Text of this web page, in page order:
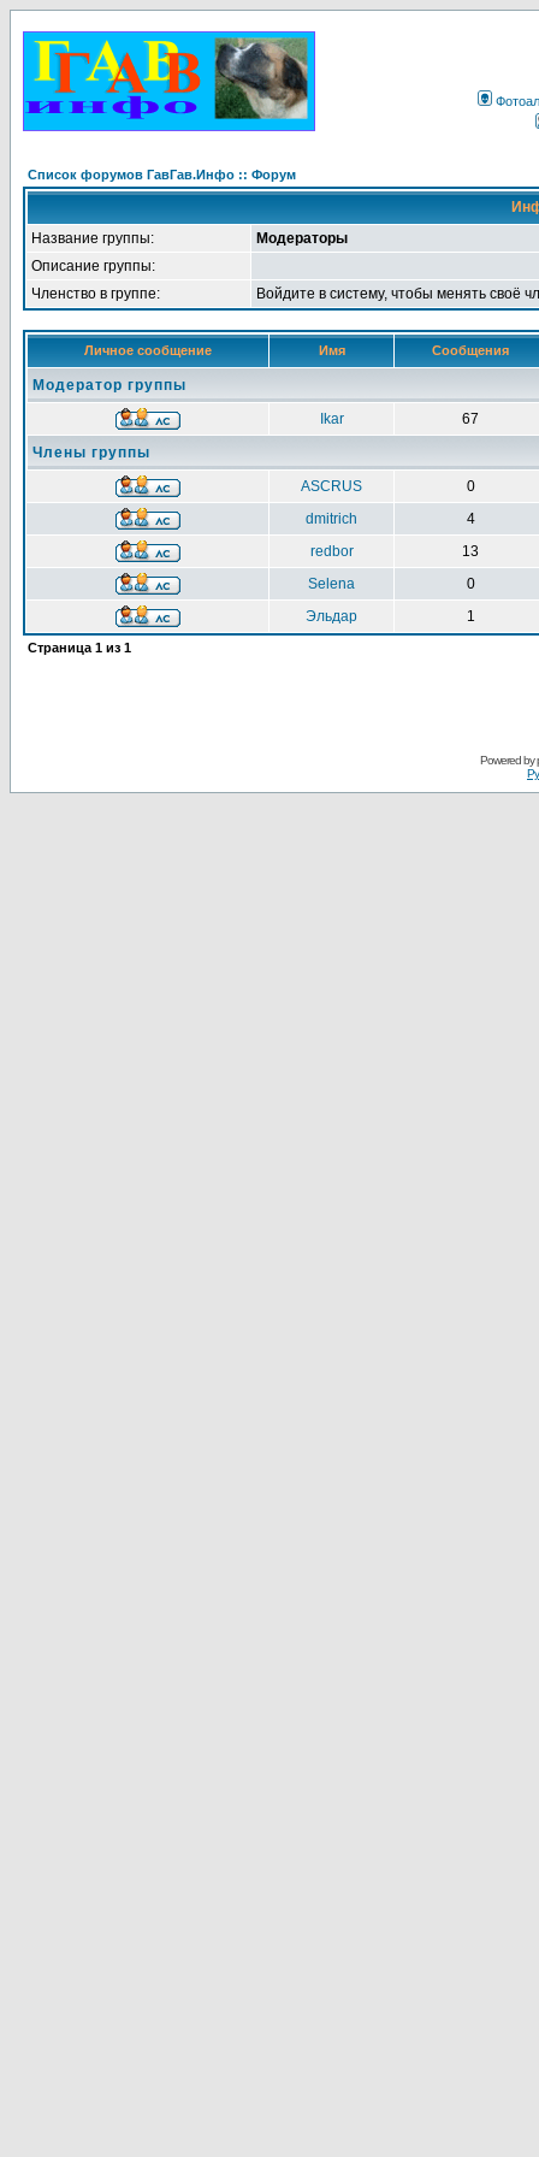
Список форумов ГавГав.Инфо :: Форум
Название группы:
Модераторы
Описание группы:
Членство в группе:
Войдите в систему, чтобы менять своё
Личное сообщение Имя Сообщения
Модератор группы
Ikar
67
Члены группы
ASCRUS
0
dmitrich
4
redbor
13
Selena
0
Эльдар
1
Страница 1 из 1
Powered by